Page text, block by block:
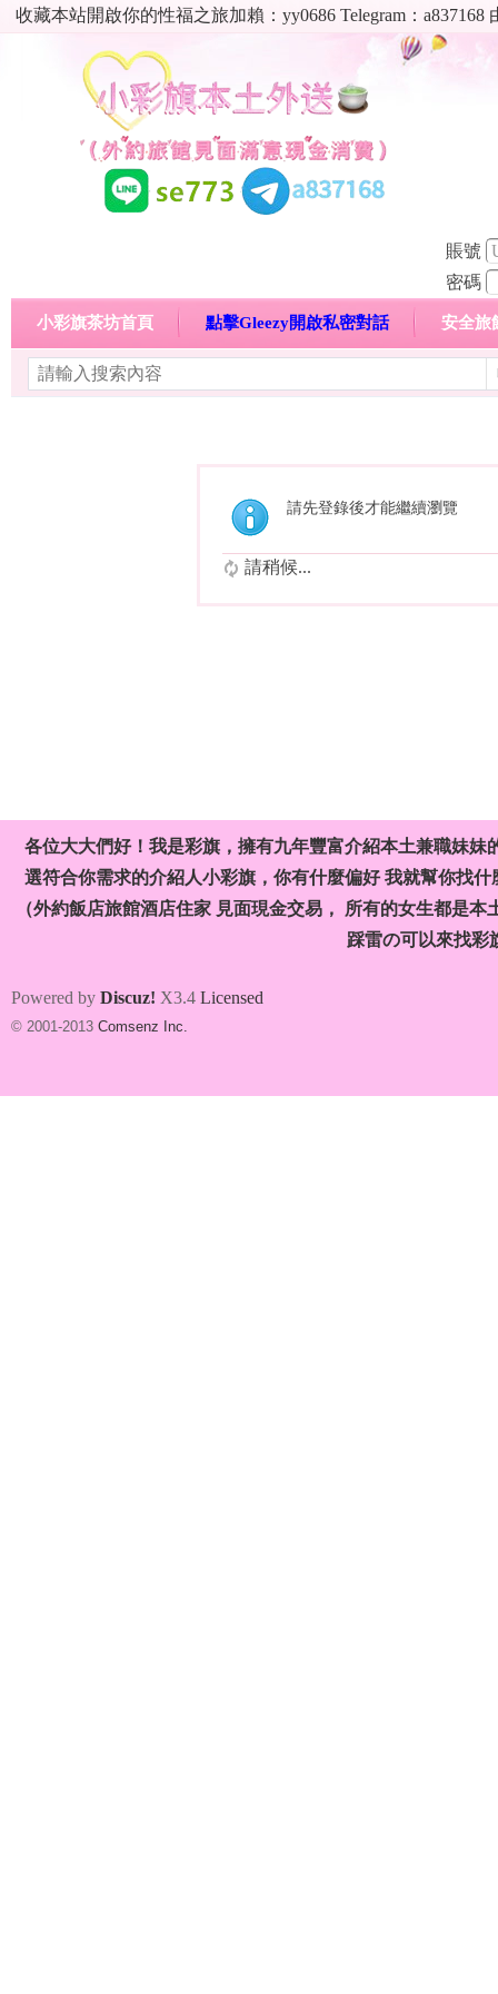
收藏本站開啟你的性福之旅加賴：yy0686 Telegram：
賬號
密碼
小彩旗茶坊首頁 點擊Gleezy開啟私密對話 安全旅
請先登錄後才能繼續瀏覽
請稍候...
各位大大們好！我是彩旗，擁有九年豐富介紹本土兼職妹
選符合你需求的介紹人小彩旗，你有什麼偏好 我就幫你找
（外約飯店旅館酒店住家 見面現金交易， 所有的女生都是
踩雷の可以來找彩
Powered by Discuz! X3.4 Licensed
© 2001-2013 Comsenz Inc.